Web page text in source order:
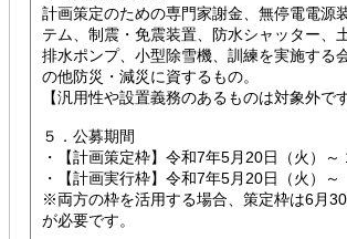
計画策定のための専門家謝金、無停電電源
テム、制震・免震装置、防水シャッター、
排水ポンプ、小型除雪機、訓練を実施する
の他防災・減災に資するもの。
【汎用性や設置義務のあるものは対象外で
５．公募期間
・【計画策定枠】令和7年5月20日（火）～
・【計画実行枠】令和7年5月20日（火）
※両方の枠を活用する場合、策定枠は6月
が必要です。